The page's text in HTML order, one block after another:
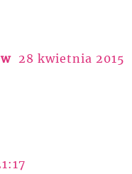
28 kwietnia 2015